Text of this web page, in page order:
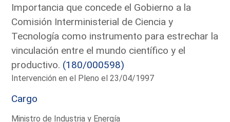
Importancia que concede el Gobierno a la
Comisión Interministerial de Ciencia y
Tecnología como instrumento para estrechar la
vinculación entre el mundo científico y el
productivo. (180/000598)
Intervención en el Pleno el 23/04/1997
Cargo
Ministro de Industria y Energía